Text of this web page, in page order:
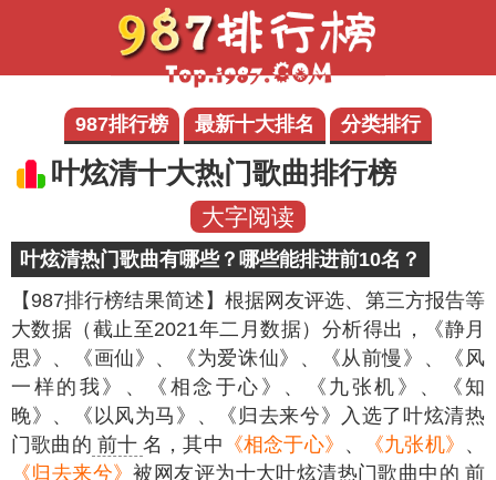
987排行榜 最新十大排名 分类排行
叶炫清十大热门歌曲排行榜
大字阅读
叶炫清热门歌曲有哪些？哪些能排进前10名？
【987排行榜结果简述】 根据网友评选、第三方报告等
大数据（截止至2021年二月数据）分析得出，《静月
思》、《画仙》、《为爱诛仙》、《从前慢》、《风
一样的我》、《相念于心》、《九张机》、《知
晚》、《以风为马》、《归去来兮》入选了叶炫清热
门歌曲的 前十 名，其中 《相念于心》 、 《九张机》 、
《归去来兮》被网友评为十大叶炫清热门歌曲中的 前